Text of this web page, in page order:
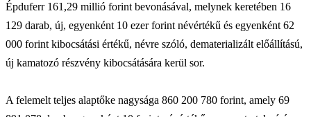
Épduferr 161,29 millió forint bevonásával, melynek keretében 16
129 darab, új, egyenként 10 ezer forint névértékű és egyenként 62
000 forint kibocsátási értékű, névre szóló, dematerializált előállítású,
új kamatozó részvény kibocsátására kerül sor.
A felemelt teljes alaptőke nagysága 860 200 780 forint, amely 69